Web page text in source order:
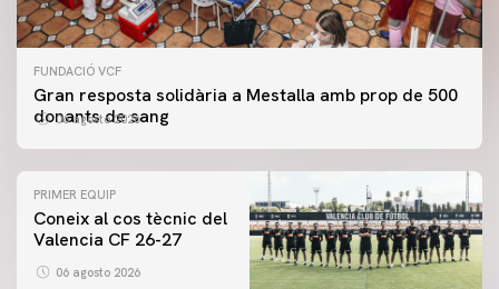
FUNDACIÓ VCF
Gran resposta solidària a Mestalla amb prop de 500
donants de sang
06 agosto 2026
PRIMER EQUIP
Coneix al cos tècnic del
Valencia CF 26-27
06 agosto 2026